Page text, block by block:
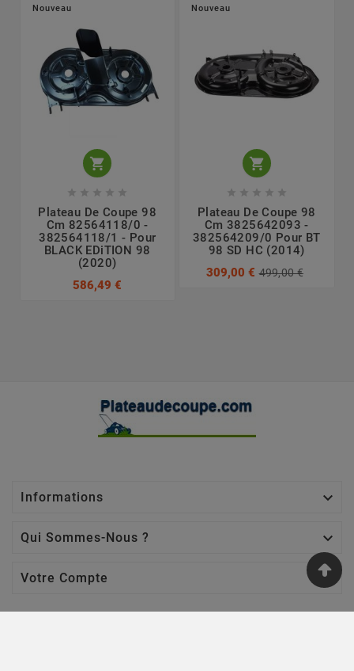
Nouveau

    
Plateau De Coupe 98
Cm 82564118/0 -
382564118/1 - Pour
BLACK EDiTION 98
(2020)
586,49 €
Nouveau

    
Plateau De Coupe 98
Cm 3825642093 -
382564209/0 Pour BT
98 SD HC (2014)
309,00 € 499,00 €
Informations 
Qui Sommes-Nous ? 
Votre Compte 